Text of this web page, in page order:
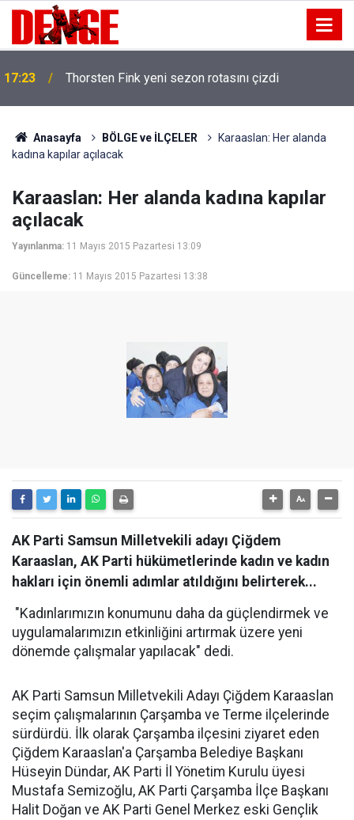
17:23 Thorsten Fink yeni sezon rotasını çizdi
Anasayfa BÖLGE ve İLÇELER
Karaaslan: Her alanda
kadına kapılar açılacak
Karaaslan: Her alanda kadına kapılar
açılacak
Yayınlanma: 11 Mayıs 2015 Pazartesi 13:09
Güncelleme: 11 Mayıs 2015 Pazartesi 13:38
AK Parti Samsun Milletvekili adayı Çiğdem
Karaaslan, AK Parti hükümetlerinde kadın ve kadın
hakları için önemli adımlar atıldığını belirterek...
"Kadınlarımızın konumunu daha da güçlendirmek ve
uygulamalarımızın etkinliğini artırmak üzere yeni
dönemde çalışmalar yapılacak" dedi.
AK Parti Samsun Milletvekili Adayı Çiğdem Karaaslan
seçim çalışmalarının Çarşamba ve Terme ilçelerinde
sürdürdü. İlk olarak Çarşamba ilçesini ziyaret eden
Çiğdem Karaaslan'a Çarşamba Belediye Başkanı
Hüseyin Dündar, AK Parti İl Yönetim Kurulu üyesi
Mustafa Semizoğlu, AK Parti Çarşamba İlçe Başkanı
Halit Doğan ve AK Parti Genel Merkez eski Gençlik